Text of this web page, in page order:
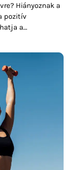
Hiányoznak a
pozitív
a